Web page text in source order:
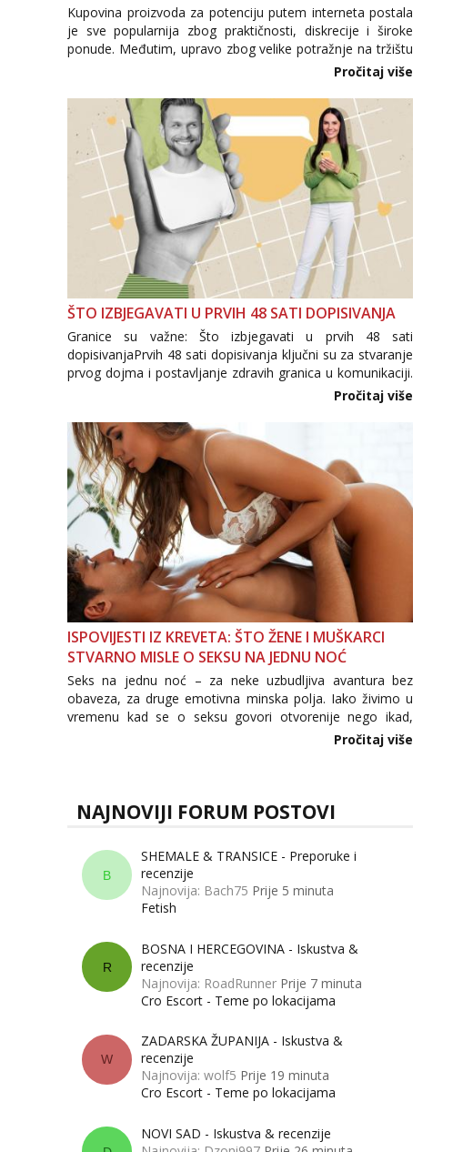
Kupovina proizvoda za potenciju putem interneta postala
je sve popularnija zbog praktičnosti, diskrecije i široke
ponude. Međutim, upravo zbog velike potražnje na tržištu
se pojavljuju i brojni krivotvoreni proizvodi, nepouzdane
internetske trgovine te proizvodi nepoznatog podrijetla. ...
Pročitaj više
ŠTO IZBJEGAVATI U PRVIH 48 SATI DOPISIVANJA
Granice su važne: Što izbjegavati u prvih 48 sati
dopisivanjaPrvih 48 sati dopisivanja ključni su za stvaranje
prvog dojma i postavljanje zdravih granica u komunikaciji.
Važno je izbjeći prebrzo otkrivanje osobnih ili intimnih
informacija, jer nepoznata osoba još nije zaslužila to
povjerenje. Takođe...
Pročitaj više
ISPOVIJESTI IZ KREVETA: ŠTO ŽENE I MUŠKARCI
STVARNO MISLE O SEKSU NA JEDNU NOĆ
Seks na jednu noć – za neke uzbudljiva avantura bez
obaveza, za druge emotivna minska polja. Iako živimo u
vremenu kad se o seksu govori otvorenije nego ikad,
tema „jedne noći strasti“ i dalje izaziva burne rasprave. Što
Pročitaj više
NAJNOVIJI FORUM POSTOVI
B
SHEMALE & TRANSICE - Preporuke i
recenzije
Najnovija: Bach75 Prije 5 minuta
Fetish
R
BOSNA I HERCEGOVINA - Iskustva &
recenzije
Najnovija: RoadRunner Prije 7 minuta
Cro Escort - Teme po lokacijama
W
ZADARSKA ŽUPANIJA - Iskustva &
recenzije
Najnovija: wolf5 Prije 19 minuta
Cro Escort - Teme po lokacijama
NOVI SAD - Iskustva & recenzije